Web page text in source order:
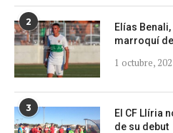
2
Elías
marroquí
1 octubre,
3
El CF Llíria
de su debut